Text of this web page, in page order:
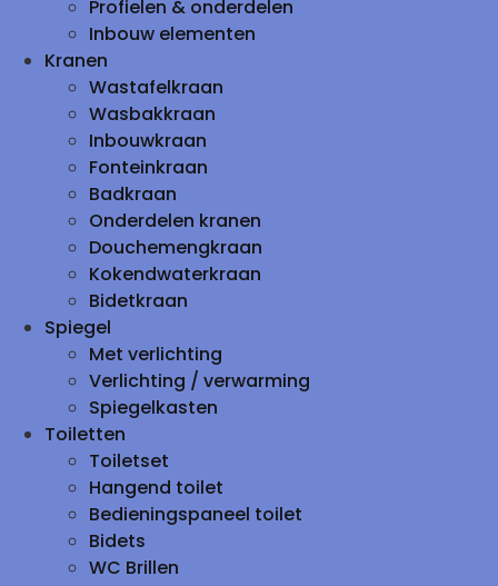
Profielen & onderdelen
Inbouw elementen
Kranen
Wastafelkraan
Wasbakkraan
Inbouwkraan
Fonteinkraan
Badkraan
Onderdelen kranen
Douchemengkraan
Kokendwaterkraan
Bidetkraan
Spiegel
Met verlichting
Verlichting / verwarming
Spiegelkasten
Toiletten
Toiletset
Hangend toilet
Bedieningspaneel toilet
Bidets
WC Brillen